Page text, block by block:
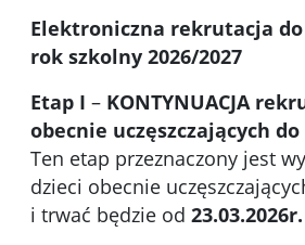
Elektroniczna rekrutacja
rok szkolny 2026/2027
Etap I – KONTYNUACJA
obecnie uczęszczających
Ten etap przeznaczony jest
dzieci obecnie
i trwać będzie od